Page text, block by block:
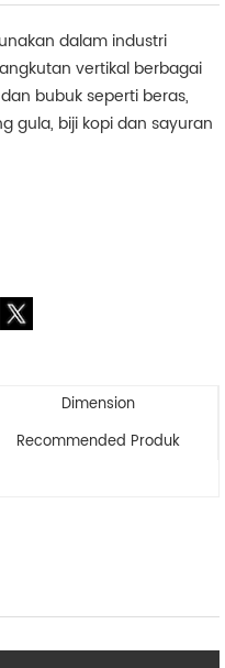
dalam industri
vertikal berbagai
bubuk seperti beras,
gula, biji kopi dan sayuran
Dimension
Recommended Produk